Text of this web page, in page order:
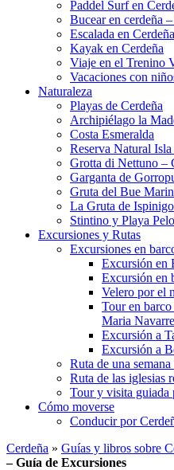
Paddel Surf en
Bucear en cerdeña
Escalada en Cerdeña
Kayak en Cerdeña
Viaje en el Trenino
Vacaciones con
Naturaleza
Playas de Cerdeña
Archipiélago la
Costa Esmeralda
Reserva Natural
Grotta di Nettuno –
Garganta de
Gruta del Bue
La Gruta de
Stintino y Playa
Excursiones y Rutas
Excursiones en
Excursión en
Excursión en
Velero por el
Tour en
Maria
Excursión a
Excursión a
Ruta de una
Ruta de las iglesias
Tour y visita guiada
Cómo moverse
Conducir por
Cerdeña » Guías y libros sobre
– Guía de Excursiones